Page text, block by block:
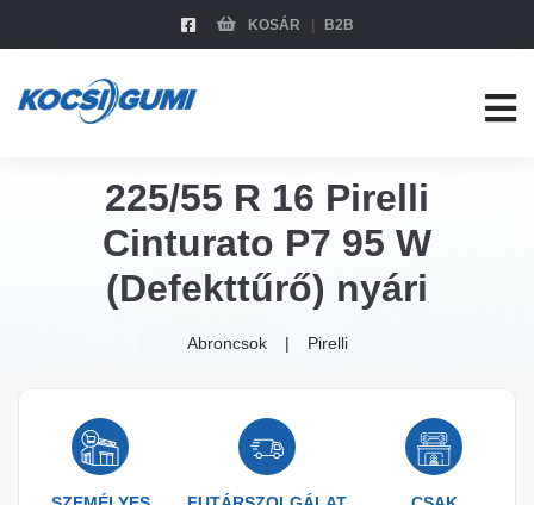
KOSÁR B2B
225/55 R 16 Pirelli
Cinturato P7 95 W
(Defekttűrő) nyári
Abroncsok Pirelli